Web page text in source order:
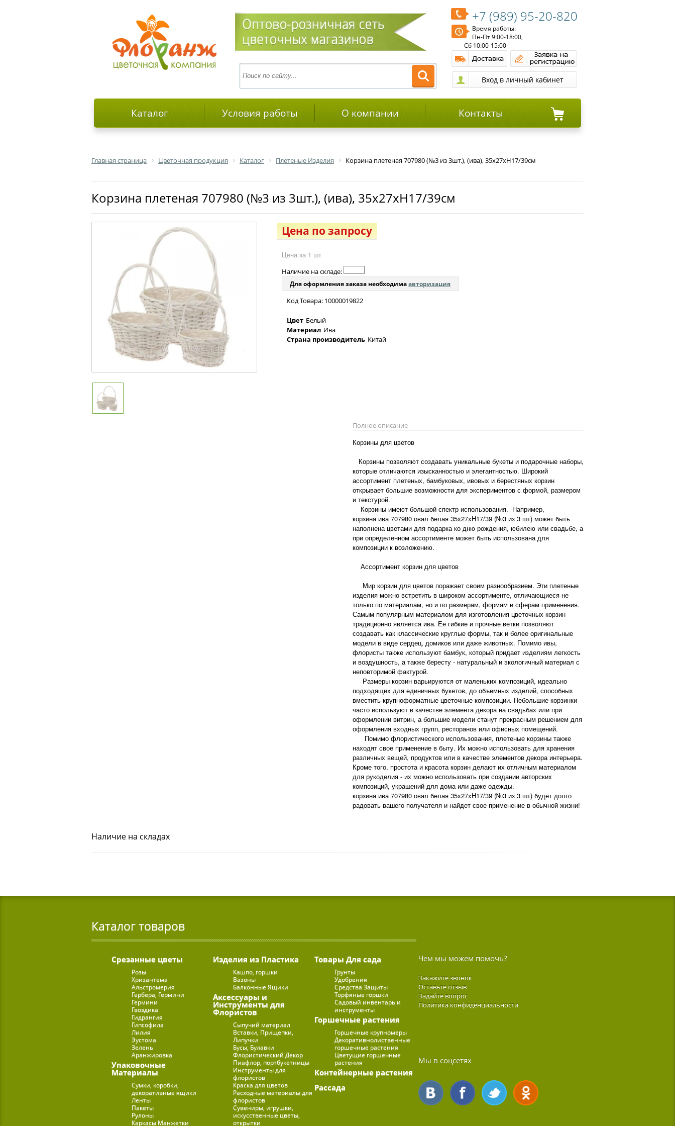
+7 (989) 95-20-820
Время работы:
Пн-Пт 9:00-18:00,
Сб 10:00-15:00
Каталог Условия работы О компании Контакты
Главная страница Цветочная продукция Каталог Плетеные Изделия Корзина плетеная 707980 (№3 из 3шт.), (ива), 35х27хН17/39см
Корзина плетеная 707980 (№3 из 3шт.), (ива), 35х27хН17/39см
Цена по запросу
Цена за 1 шт
Наличие на складе:
Для оформления заказа необходимаавторизация
Код Товара: 10000019822
Цвет Белый
Материал Ива
Страна производитель Китай
Полное описание
Корзины для цветов
Корзины позволяют создавать уникальные букеты и подарочные наборы,
которые отличаются изысканностью и элегантностью. Широкий
ассортимент плетеных, бамбуковых, ивовых и берестяных корзин
открывает большие возможности для экспериментов с формой, размером
и текстурой.
Корзины имеют большой спектр использования. Например,
корзина ива 707980 овал белая 35х27хН17/39 (№3 из 3 шт) может быть
наполнена цветами для подарка ко дню рождения, юбилею или свадьбе, а
при определенном ассортименте может быть использована для
композиции к возложению.
Ассортимент корзин для цветов
Мир корзин для цветов поражает своим разнообразием. Эти плетеные
изделия можно встретить в широком ассортименте, отличающиеся не
только по материалам, но и по размерам, формам и сферам применения.
Самым популярным материалом для изготовления цветочных корзин
традиционно является ива. Ее гибкие и прочные ветки позволяют
создавать как классические круглые формы, так и более оригинальные
модели в виде сердец, домиков или даже животных. Помимо ивы,
флористы также используют бамбук, который придает изделиям легкость
и воздушность, а также бересту - натуральный и экологичный материал с
неповторимой фактурой.
Размеры корзин варьируются от маленьких композиций, идеально
подходящих для единичных букетов, до объемных изделий, способных
вместить крупноформатные цветочные композиции. Небольшие корзинки
часто используют в качестве элемента декора на свадьбах или при
оформлении витрин, а большие модели станут прекрасным решением для
оформления входных групп, ресторанов или офисных помещений.
Помимо флористического использования, плетеные корзины также
находят свое применение в быту. Их можно использовать для хранения
различных вещей, продуктов или в качестве элементов декора интерьера.
Кроме того, простота и красота корзин делают их отличным материалом
для рукоделия - их можно использовать при создании авторских
композиций, украшений для дома или даже одежды.
корзина ива 707980 овал белая 35х27хН17/39 (№3 из 3 шт) будет долго
радовать вашего получателя и найдет свое применение в обычной жизни!
Наличие на складах
Каталог товаров
Срезанные цветы
Розы
Хризантема
Альстромерия
Гербера, Гермини
Гермини
Гвоздика
Гидрангия
Гипсофила
Лилия
Эустома
Зелень
Аранжировка
Упаковочные
Материалы
Сумки, коробки,
декоративные ящики
Ленты
Пакеты
Рулоны
Каркасы Манжетки
Изделия из Пластика
Кашпо, горшки
Вазоны
Балконные Ящики
Аксессуары и
Инструменты для
Флористов
Сыпучий материал
Вставки, Прищепки,
Липучки
Бусы, Булавки
Флористический Декор
Пиафлор, портбукетницы
Инструменты для
флористов
Краска для цветов
Расходные материалы для
флористов
Сувениры, игрушки,
искусственные цветы,
открытки
Товары Для сада
Грунты
Удобрения
Средства Защиты
Торфяные горшки
Садовый инвентарь и
инструменты
Горшечные растения
Горшечные крупномеры
Декоративнолиственные
горшечные растения
Цветущие горшечные
растения
Контейнерные растения
Рассада
Чем мы можем помочь?
Закажите звонок
Оставьте отзыв
Задайте вопрос
Политика конфиденциальности
Мы в соцсетях